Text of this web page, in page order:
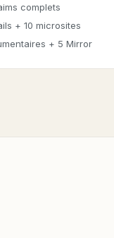
complets
+ 10 microsites
+ 5 Mirror